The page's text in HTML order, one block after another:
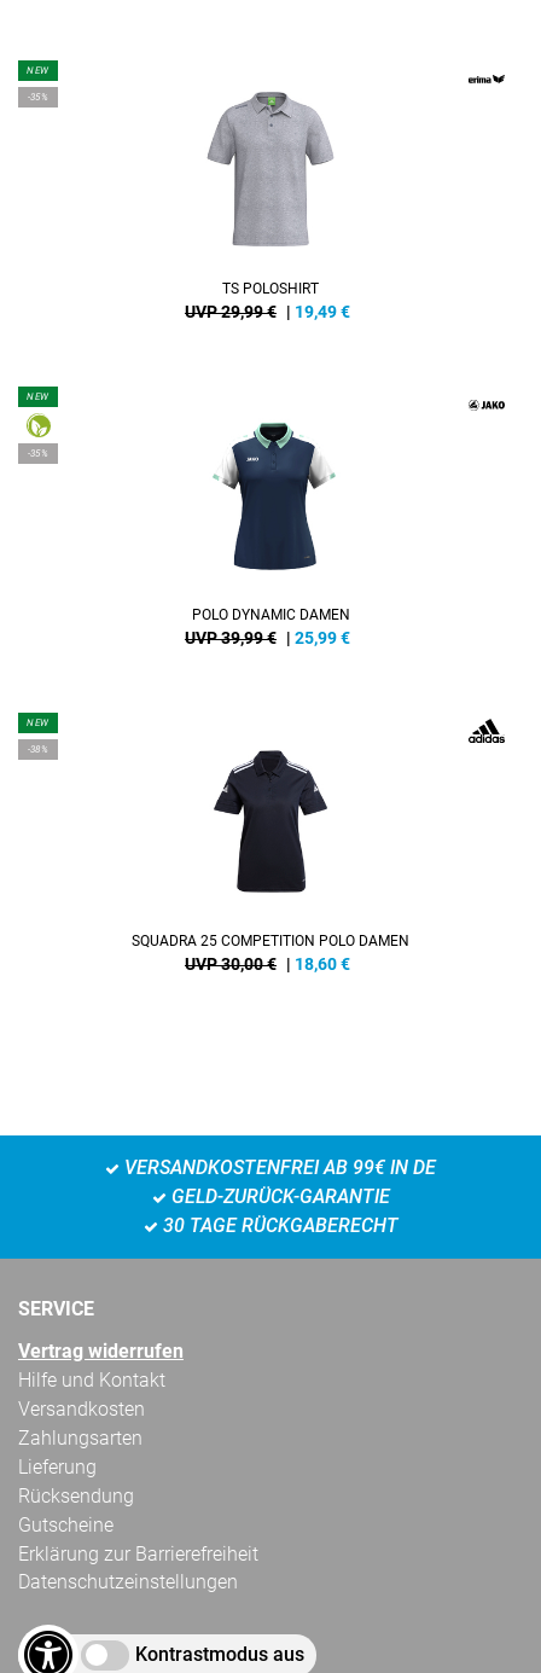
NEW
-35%
TS POLOSHIRT
UVP 29,99 € | 19,49€
NEW
-35%
POLO DYNAMIC DAMEN
UVP 39,99 € | 25,99€
NEW
-38%
SQUADRA 25 COMPETITION POLO DAMEN
UVP 30,00 € | 18,60€
VERSANDKOSTENFREI AB 99€ IN DE
GELD-ZURÜCK-GARANTIE
30 TAGE RÜCKGABERECHT
SERVICE
Vertrag widerrufen
Hilfe und Kontakt
Versandkosten
Zahlungsarten
Lieferung
Rücksendung
Gutscheine
Erklärung zur Barrierefreiheit
Datenschutzeinstellungen
Kontrastmodus aus